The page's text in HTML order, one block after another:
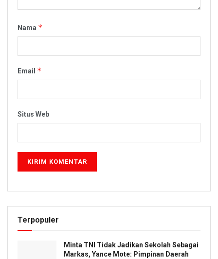
Nama *
Email *
Situs Web
Terpopuler
Minta TNI Tidak Jadikan Sekolah Sebagai
Markas, Yance Mote: Pimpinan Daerah